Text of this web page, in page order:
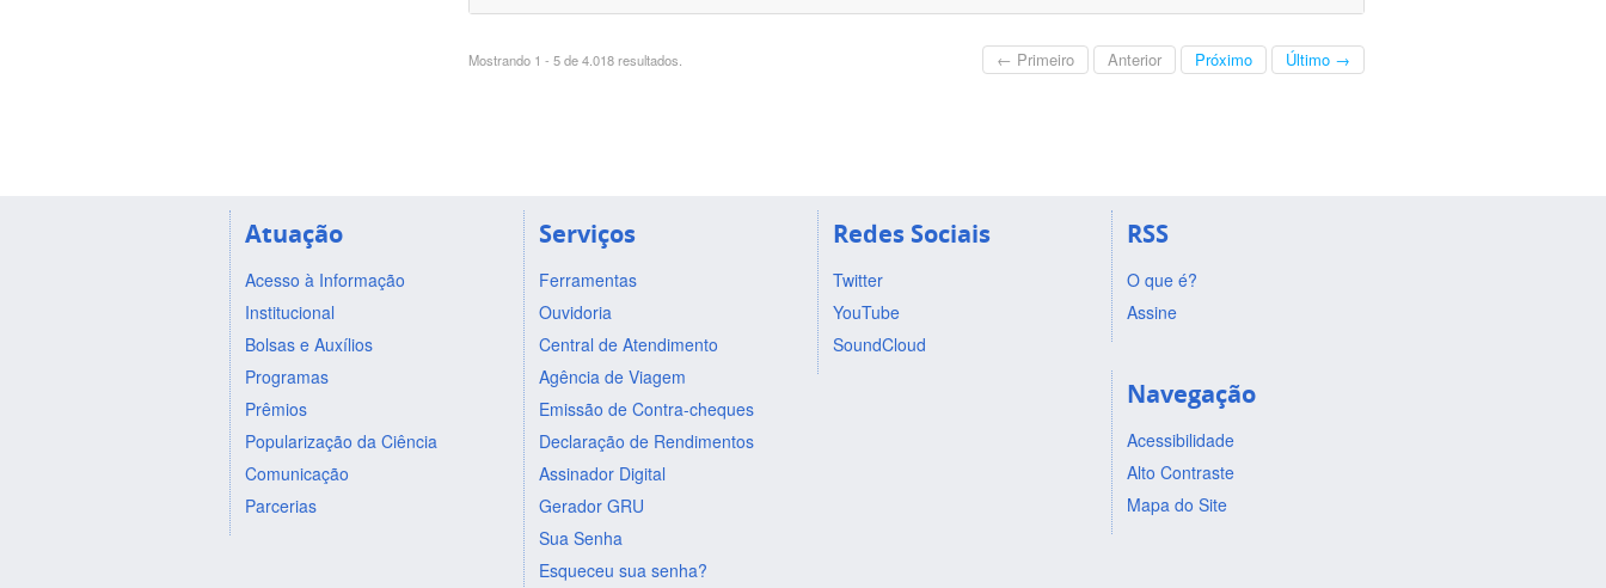
Mostrando 1 - 5 de 4.018 resultados. ← Primeiro Anterior Próximo Último →
Atuação
Acesso à Informação
Institucional
Bolsas e Auxílios
Programas
Prêmios
Popularização da Ciência
Comunicação
Parcerias
Serviços
Ferramentas
Ouvidoria
Central de Atendimento
Agência de Viagem
Emissão de Contra-cheques
Declaração de Rendimentos
Assinador Digital
Gerador GRU
Sua Senha
Esqueceu sua senha?
Redes Sociais
Twitter
YouTube
SoundCloud
RSS
O que é?
Assine
Navegação
Acessibilidade
Alto Contraste
Mapa do Site